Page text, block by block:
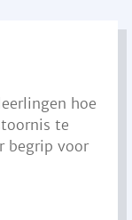
hoe
te
begrip voor